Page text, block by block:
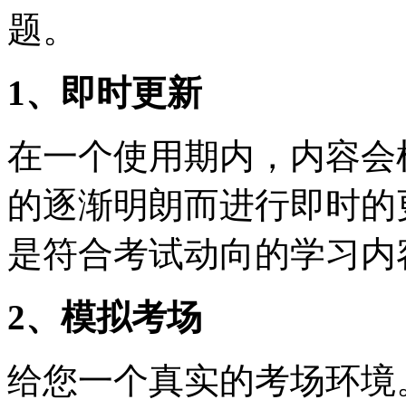
题。
1、即时更新
在一个使用期内，内容
的逐渐明朗而进行即时
是符合考试动向的学习内
2、模拟考场
给您一个真实的考场环